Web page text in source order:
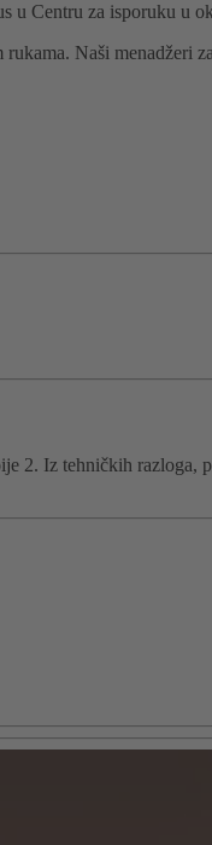
u Centru za isporuku u
Naši
2. Iz tehničkih razloga,